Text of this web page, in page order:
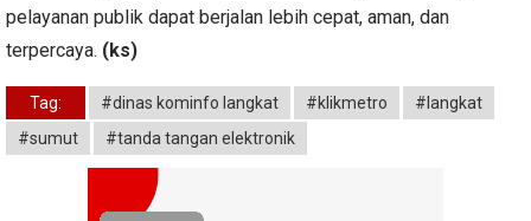
pelayanan publik dapat berjalan lebih cepat, aman, dan
terpercaya. (ks)
Tag: #dinas kominfo langkat #klikmetro
#langkat
#sumut
#tanda tangan elektronik